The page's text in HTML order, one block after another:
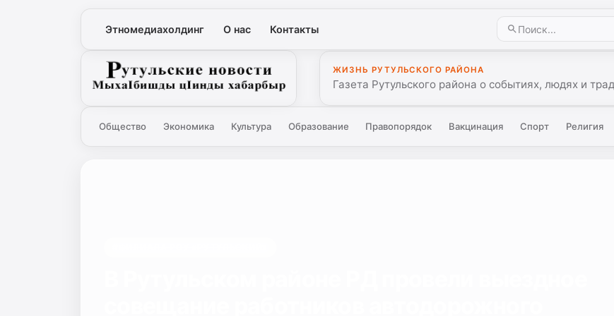
Этномедиахолдинг О нас Контакты
Рутульские новости
ЖИЗНЬ РУТУЛЬСКОГО РАЙОНА
Газета Рутульского района о событиях, людях и
Общество Экономика Культура Образование Правопорядок Вакцинация Спорт Религия